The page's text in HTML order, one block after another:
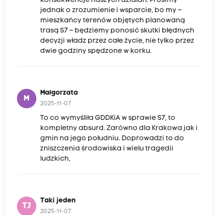
jednak o zrozumienie i wsparcie, bo my –
mieszkańcy terenów objętych planowaną
trasą S7 – będziemy ponosić skutki błędnych
decyzji władz przez całe życie, nie tylko przez
dwie godziny spędzone w korku.
M
Małgorzata
2025-11-07
To co wymyśliła GDDKiA w sprawie S7, to
kompletny absurd. Zarówno dla Krakowa jak i
gmin na jego południu. Doprowadzi to do
zniszczenia środowiska i wielu tragedii
ludzkich,
TJ
Taki jeden
2025-11-07